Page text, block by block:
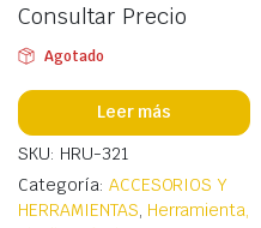
Consultar Precio
Agotado
Leer más
SKU: HRU-321
Categoría: ACCESORIOS Y
HERRAMIENTAS, Herramienta,